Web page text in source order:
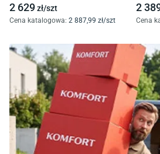
Biały Mat S601-150
2 629zł/szt
Cena katalogowa: 2 887,99 zł/szt
Biały
2
Cena